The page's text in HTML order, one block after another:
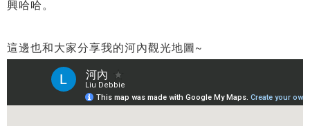
興哈哈。
這邊也和大家分享我的河內觀光地圖~